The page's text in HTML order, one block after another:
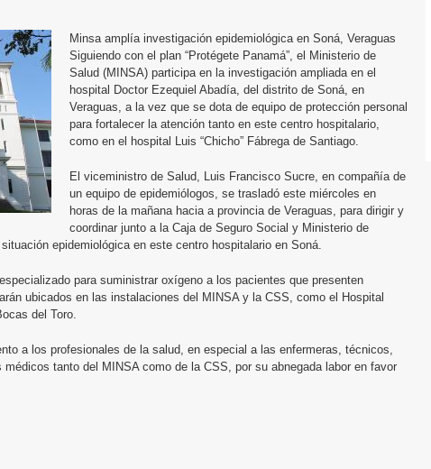
Minsa amplía investigación epidemiológica en Soná, Veraguas
Siguiendo con el plan “Protégete Panamá”, el Ministerio de
Salud (MINSA) participa en la investigación ampliada en el
hospital Doctor Ezequiel Abadía, del distrito de Soná, en
Veraguas, a la vez que se dota de equipo de protección personal
para fortalecer la atención tanto en este centro hospitalario,
como en el hospital Luis “Chicho” Fábrega de Santiago.
El viceministro de Salud, Luis Francisco Sucre, en compañía de
un equipo de epidemiólogos, se trasladó este miércoles en
horas de la mañana hacia a provincia de Veraguas, para dirigir y
coordinar junto a la Caja de Seguro Social y Ministerio de
epidemiológica en este centro hospitalario en Soná.
para suministrar oxígeno a los pacientes que presenten
ubicados en las instalaciones del MINSA y la CSS, como el Hospital
del Toro.
a los profesionales de la salud, en especial a las enfermeras, técnicos,
tanto del MINSA como de la CSS, por su abnegada labor en favor